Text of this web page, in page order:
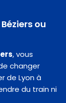
ou
, vous
changer
de Lyon à
du train ni